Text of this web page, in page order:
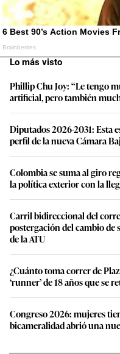
Lo más visto
Phillip Chu Joy: “Le tengo
artificial, pero también
Diputados 2026-2031: Esta
perfil de la nueva Cámara
Colombia se suma al giro
la política exterior con la
Carril bidireccional del
postergación del cambio de
de la ATU
¿Cuánto toma correr de
‘runner’ de 18 años que se
Congreso 2026: mujeres
bicameralidad abrió una